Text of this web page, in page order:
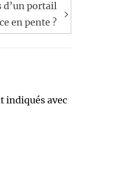
d’un portail
en pente ?
indiqués avec